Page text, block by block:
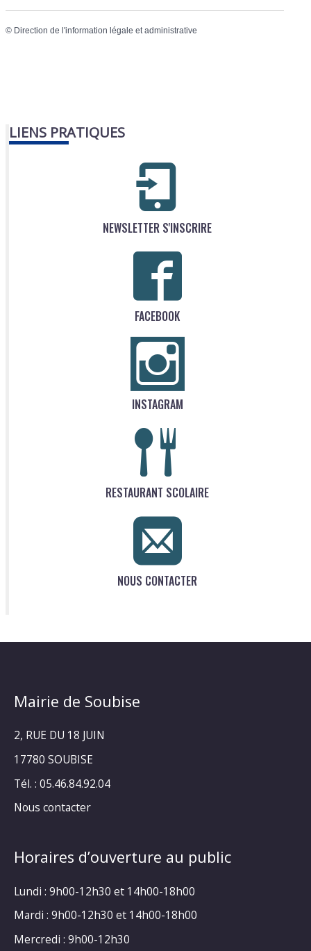
© Direction de l'information légale et administrative
LIENS PRATIQUES
NEWSLETTER S'INSCRIRE
FACEBOOK
INSTAGRAM
RESTAURANT SCOLAIRE
NOUS CONTACTER
Mairie de Soubise
2, RUE DU 18 JUIN
17780 SOUBISE
Tél. : 05.46.84.92.04
Nous contacter
Horaires d’ouverture au public
Lundi : 9h00-12h30 et 14h00-18h00
Mardi : 9h00-12h30 et 14h00-18h00
Mercredi : 9h00-12h30